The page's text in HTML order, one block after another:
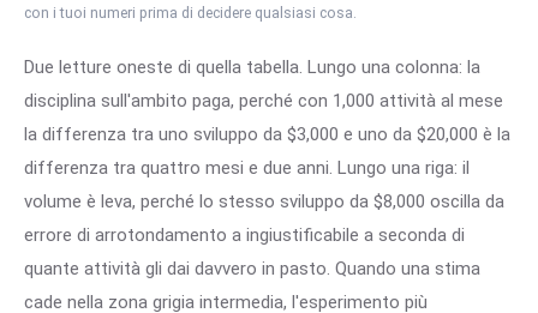
con i tuoi numeri prima di decidere qualsiasi cosa.
Due letture oneste di quella tabella. Lungo una colonna: la
disciplina sull'ambito paga, perché con 1,000 attività al mese
la differenza tra uno sviluppo da $3,000 e uno da $20,000 è la
differenza tra quattro mesi e due anni. Lungo una riga: il
volume è leva, perché lo stesso sviluppo da $8,000 oscilla da
errore di arrotondamento a ingiustificabile a seconda di
quante attività gli dai davvero in pasto. Quando una stima
cade nella zona grigia intermedia, l'esperimento più